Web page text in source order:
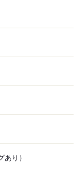
り）